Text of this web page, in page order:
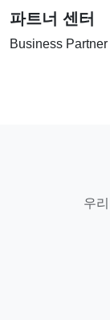
파트너 센터
Business
우